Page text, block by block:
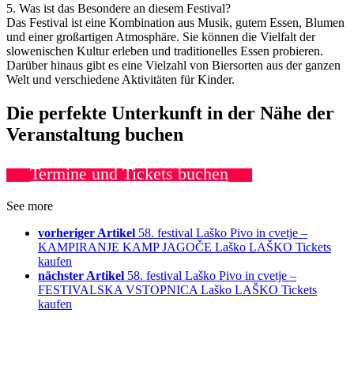
5. Was ist das Besondere an diesem Festival?
Das Festival ist eine Kombination aus Musik, gutem Essen, Blumen
und einer großartigen Atmosphäre. Sie können die Vielfalt der
slowenischen Kultur erleben und traditionelles Essen probieren.
Darüber hinaus gibt es eine Vielzahl von Biersorten aus der ganzen
Welt und verschiedene Aktivitäten für Kinder.
Die perfekte Unterkunft in der Nähe der
Veranstaltung buchen
Termine und Tickets buchen
See more
vorheriger Artikel 58. festival Laško Pivo in cvetje –
KAMPIRANJE KAMP JAGOČE Laško LAŠKO Tickets
kaufen
nächster Artikel 58. festival Laško Pivo in cvetje –
FESTIVALSKA VSTOPNICA Laško LAŠKO Tickets
kaufen